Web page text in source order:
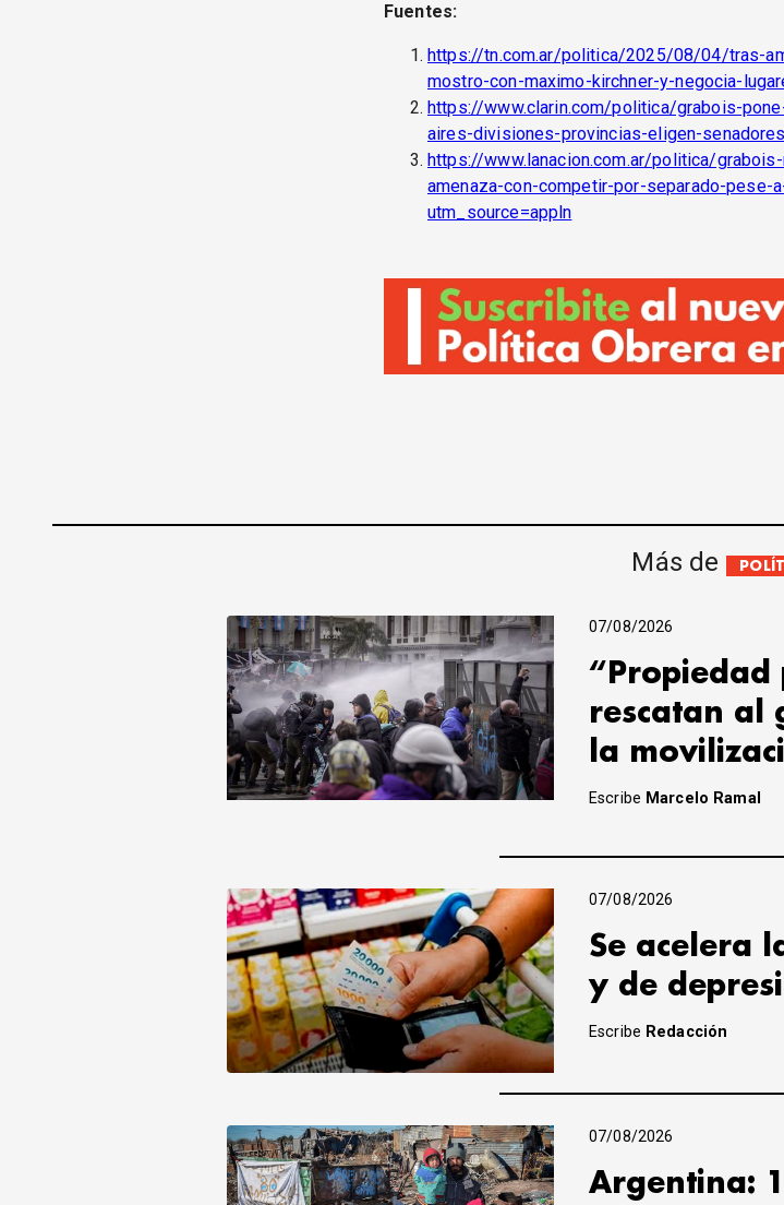
Fuentes:
https://tn.com.ar/politica/2025/08/04/tras-
mostro-con-maximo-kirchner-y-negocia-
https://www.clarin.com/politica/grabois-
aires-divisiones-provincias-eligen-
https://www.lanacion.com.ar/politica/
amenaza-con-competir-por-separado-
utm_source=appln
Más de
07/08/2026
“Propiedad
rescatan al
la
Escribe Marcelo Ramal
07/08/2026
Se acelera
y de
Escribe Redacción
07/08/2026
Argentina: